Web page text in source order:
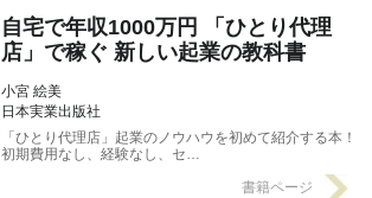
自宅で年収1000万円 「ひとり代理
店」で稼ぐ 新しい起業の教科書
小宮 絵美
日本実業出版社
「ひとり代理店」起業のノウハウを初めて紹介する本！
初期費用なし、経験なし、セ…
書籍ページ